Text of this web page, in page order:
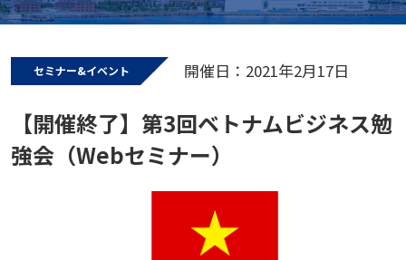
セミナー&イベント 開催日：2021年2月17日
【開催終了】第3回ベトナムビジネス勉
強会（Webセミナー）